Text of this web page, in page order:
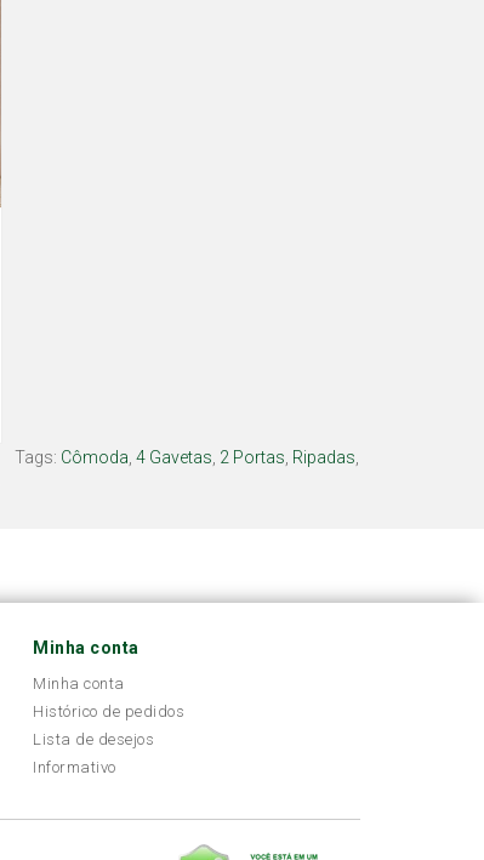
Tags: Cômoda 4 Gavetas 2 Portas Ripadas
Minha conta
Minha conta
Histórico de pedidos
Lista de desejos
Informativo